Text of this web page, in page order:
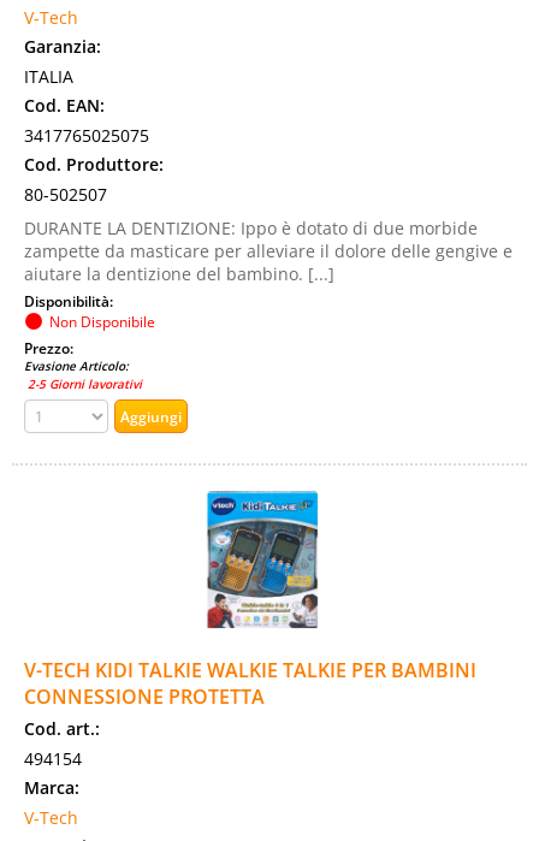
V-Tech
Garanzia:
ITALIA
Cod. EAN:
3417765025075
Cod. Produttore:
80-502507
DURANTE LA DENTIZIONE: Ippo è dotato di due morbide
zampette da masticare per alleviare il dolore delle gengive e
aiutare la dentizione del bambino. [...]
Disponibilità:
Non Disponibile
Prezzo:
Evasione Articolo:
2-5 Giorni lavorativi
V-TECH KIDI TALKIE WALKIE TALKIE PER BAMBINI
CONNESSIONE PROTETTA
Cod. art.:
494154
Marca:
V-Tech